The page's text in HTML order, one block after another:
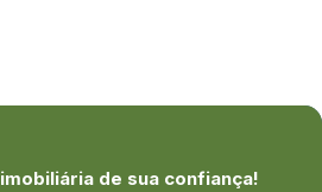
imobiliária de sua confiança!